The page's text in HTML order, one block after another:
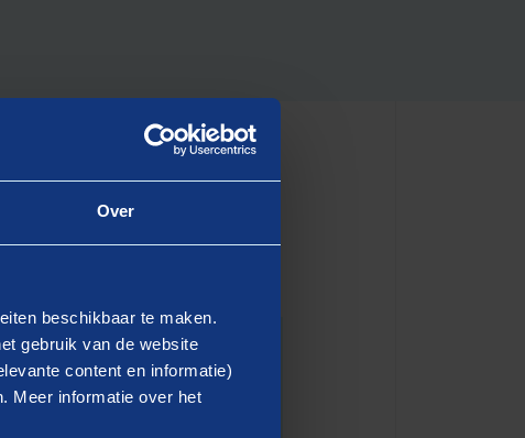
Over
beschikbaar te maken.
gebruik van de website
content en informatie)
Meer informatie over het